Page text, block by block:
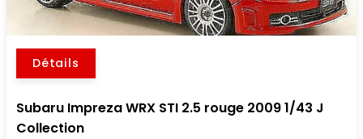
Détails
Subaru Impreza WRX STI 2.5 rouge 2009 1/43 J
Collection